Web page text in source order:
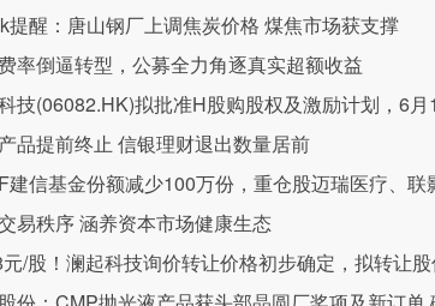
提醒：唐山钢厂上调焦炭价格 煤焦市场获支撑
率倒逼转型，公募全力角逐真实超额收益
技(06082.HK)拟批准H股购股权及激励计划，6
品提前终止 信银理财退出数量居前
建信基金份额减少100万份，重仓股迈瑞医疗、联
易秩序 涵养资本市场健康生态
/股！澜起科技询价转让价格初步确定，拟转让